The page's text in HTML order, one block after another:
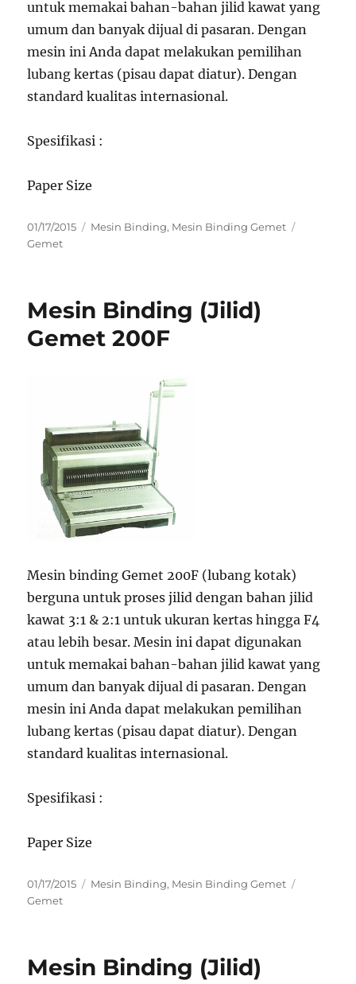
untuk memakai bahan-bahan jilid kawat yang
umum dan banyak dijual di pasaran. Dengan
mesin ini Anda dapat melakukan pemilihan
lubang kertas (pisau dapat diatur). Dengan
standard kualitas internasional.
Spesifikasi :
Paper Size
Posted
on
01/17/2015 Categories
Mesin Binding, Mesin Binding Gemet
Gemet
Mesin Binding (Jilid)
Gemet 200F
Mesin binding Gemet 200F (lubang kotak)
berguna untuk proses jilid dengan bahan jilid
kawat 3:1 & 2:1 untuk ukuran kertas hingga F4
atau lebih besar. Mesin ini dapat digunakan
untuk memakai bahan-bahan jilid kawat yang
umum dan banyak dijual di pasaran. Dengan
mesin ini Anda dapat melakukan pemilihan
lubang kertas (pisau dapat diatur). Dengan
standard kualitas internasional.
Spesifikasi :
Paper Size
Posted
on
01/17/2015 Categories
Mesin Binding, Mesin Binding Gemet
Gemet
Mesin Binding (Jilid)